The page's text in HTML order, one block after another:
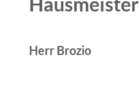
Herr Brozio